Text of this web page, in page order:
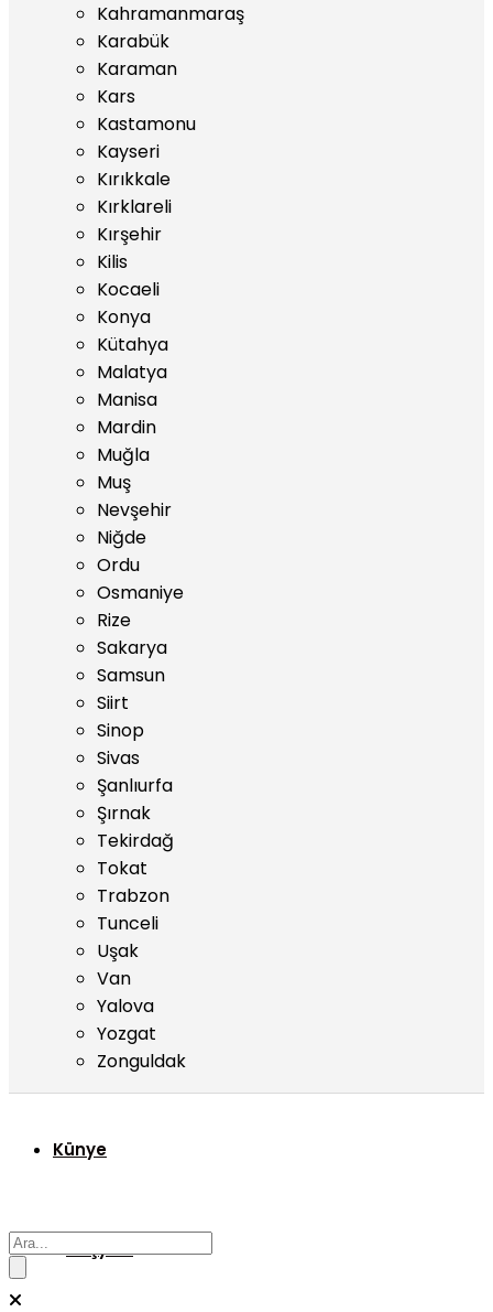
Kahramanmaraş
Karabük
Karaman
Kars
Kastamonu
Kayseri
Kırıkkale
Kırklareli
Kırşehir
Kilis
Kocaeli
Konya
Kütahya
Malatya
Manisa
Mardin
Muğla
Muş
Nevşehir
Niğde
Ordu
Osmaniye
Rize
Sakarya
Samsun
Siirt
Sinop
Sivas
Şanlıurfa
Şırnak
Tekirdağ
Tokat
Trabzon
Tunceli
Uşak
Van
Yalova
Yozgat
Zonguldak
Künye
Başyazı